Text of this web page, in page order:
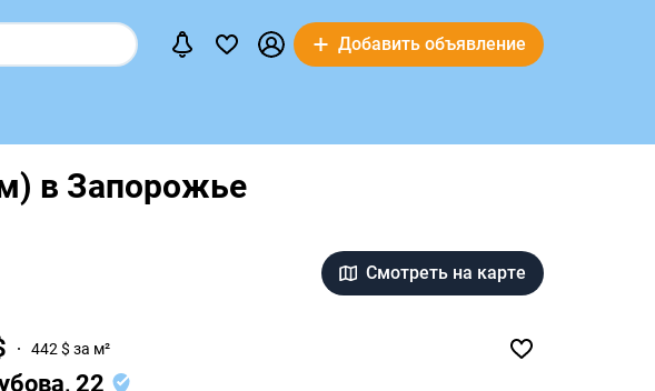
Добавить объявление
в Запорожье
Смотреть на карте
442 $ за м²
22